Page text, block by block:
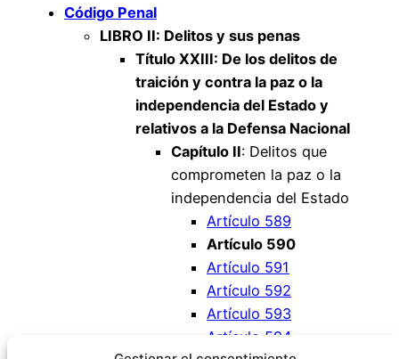
Código Penal
LIBRO II: Delitos y sus penas
Título XXIII: De los delitos de
traición y contra la paz o la
independencia del Estado y
relativos a la Defensa Nacional
Capítulo II: Delitos que
comprometen la paz o la
independencia del Estado
Artículo 589
Artículo 590
Artículo 591
Artículo 592
Artículo 593
Artículo 594